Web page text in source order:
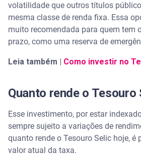
volatilidade que outros títulos
mesma classe de renda fixa. Essa
muito recomendada para quem tem
prazo, como uma reserva de
Leia também | Como investir no
Quanto rende o Tesouro
Esse investimento, por estar
sempre sujeito a variações de
quanto rende o Tesouro Selic hoje, é
valor atual da taxa.